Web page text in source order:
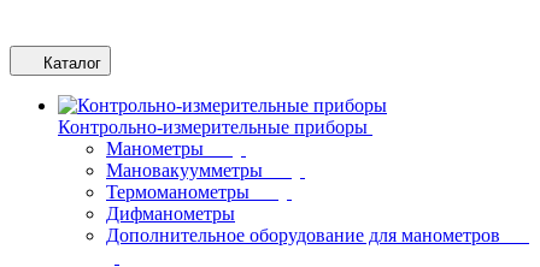
Каталог
Контрольно-измерительные приборы
Манометры
Мановакуумметры
Термоманометры
Дифманометры
Дополнительное оборудование для манометров